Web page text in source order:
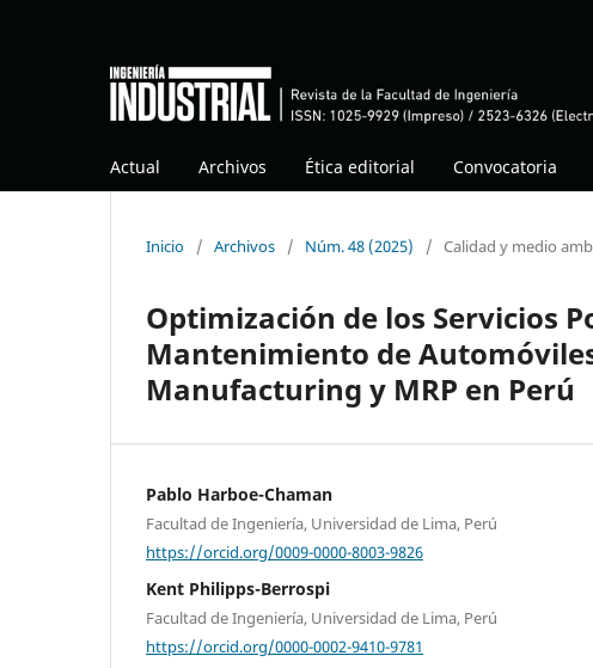
Actual Archivos Ética editorial Convocatoria
Inicio / Archivos / Núm. 48 (2025) / Calidad y medio
Optimización de los Servicios
Mantenimiento de
Manufacturing y MRP en Perú
Pablo Harboe-Chaman
Facultad de Ingeniería, Universidad de Lima, Perú
https://orcid.org/0009-0000-8003-9826
Kent Philipps-Berrospi
Facultad de Ingeniería, Universidad de Lima, Perú
https://orcid.org/0000-0002-9410-9781